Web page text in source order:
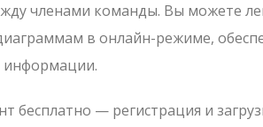
членами команды. Вы можете
в онлайн-режиме,
информации.
бесплатно — регистрация и